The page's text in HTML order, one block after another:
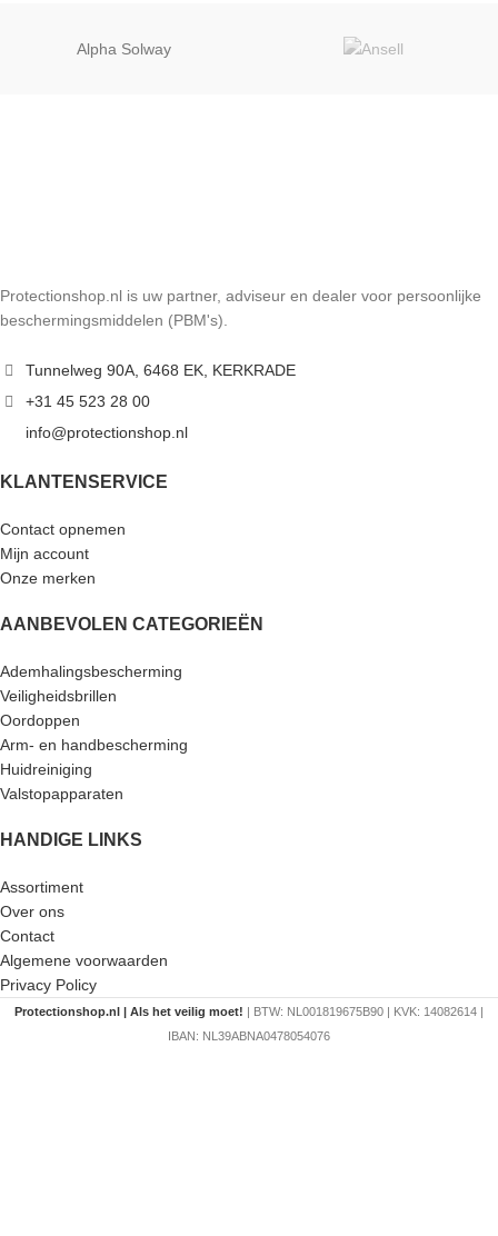
Alpha Solway
Protectionshop.nl is uw partner, adviseur en dealer voor persoonlijke
beschermingsmiddelen (PBM's).
Tunnelweg 90A, 6468 EK, KERKRADE
+31 45 523 28 00
info@protectionshop.nl
KLANTENSERVICE
Contact opnemen
Mijn account
Onze merken
AANBEVOLEN CATEGORIEËN
Ademhalingsbescherming
Veiligheidsbrillen
Oordoppen
Arm- en handbescherming
Huidreiniging
Valstopapparaten
HANDIGE LINKS
Assortiment
Over ons
Contact
Algemene voorwaarden
Privacy Policy
Protectionshop.nl | Als het veilig moet! | BTW: NL001819675B90 | KVK: 14082614 |
IBAN: NL39ABNA0478054076